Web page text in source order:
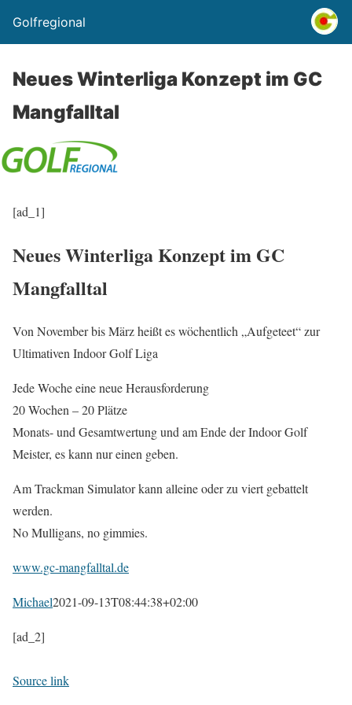
Golfregional
Neues Winterliga Konzept im GC
Mangfalltal
[ad_1]
Neues Winterliga Konzept im GC
Mangfalltal
Von November bis März heißt es wöchentlich „Aufgeteet“ zur
Ultimativen Indoor Golf Liga
Jede Woche eine neue Herausforderung
20 Wochen – 20 Plätze
Monats- und Gesamtwertung und am Ende der Indoor Golf
Meister, es kann nur einen geben.
Am Trackman Simulator kann alleine oder zu viert gebattelt
werden.
No Mulligans, no gimmies.
www.gc-mangfalltal.de
Michael2021-09-13T08:44:38+02:00
[ad_2]
Source link